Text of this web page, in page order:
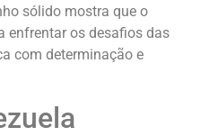
sólido mostra que o
enfrentar os desafios das
com determinação e